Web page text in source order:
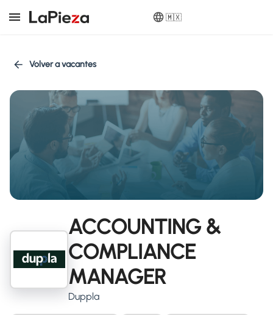
🇲🇽
Volver a vacantes
ACCOUNTING &
COMPLIANCE
MANAGER
Duppla